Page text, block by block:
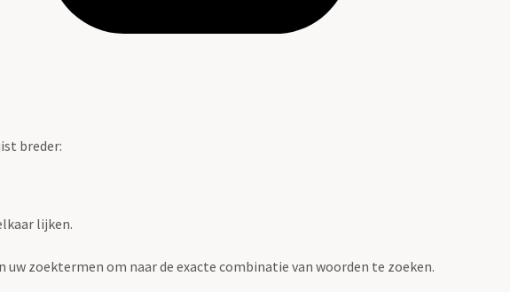
breder:
lijken.
uw zoektermen om naar de exacte combinatie van woorden te zoeken.